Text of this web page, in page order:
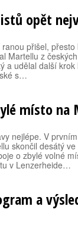
opět
přišel, přesto
Martellu z
a udělal další
s…
místo na
nejlépe. V
skončil desátý
o zbylé volné
v Lenzerheide…
a